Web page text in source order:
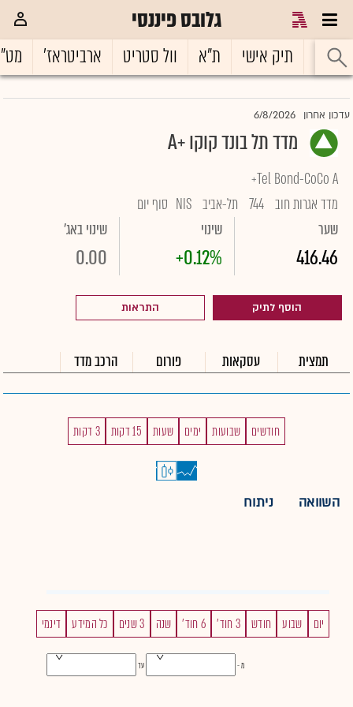
גלובס פיננסי
ראשי תיק אישי ת"א וול סטריט ארביטראז'
עדכון אחרון 6/8/2026
מדד תל בונד קוקו +A
Tel Bond-CoCo A+
מדד אגרות חוב 744 תל-אביב NIS סוף יום
שער
416.46
שינוי
+0.12%
שינוי באג'
0.00
הוסף לתיק התראות
תמצית עסקאות פורום הרכב מדד
חודשים שבועות ימים שעות 15 דקות 3 דקות
השוואה ניתוח
יום שבוע חודש 3 חוד' 6 חוד' שנה 3 שנים כל המידע דינמי
מ - עד